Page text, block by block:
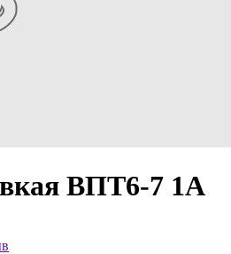
ВПТ6-7 1А